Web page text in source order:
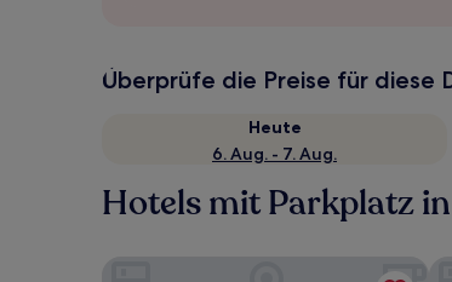
Überprüfe die Preise für diese
Heute
6. Aug. - 7. Aug.
Hotels mit Parkplatz